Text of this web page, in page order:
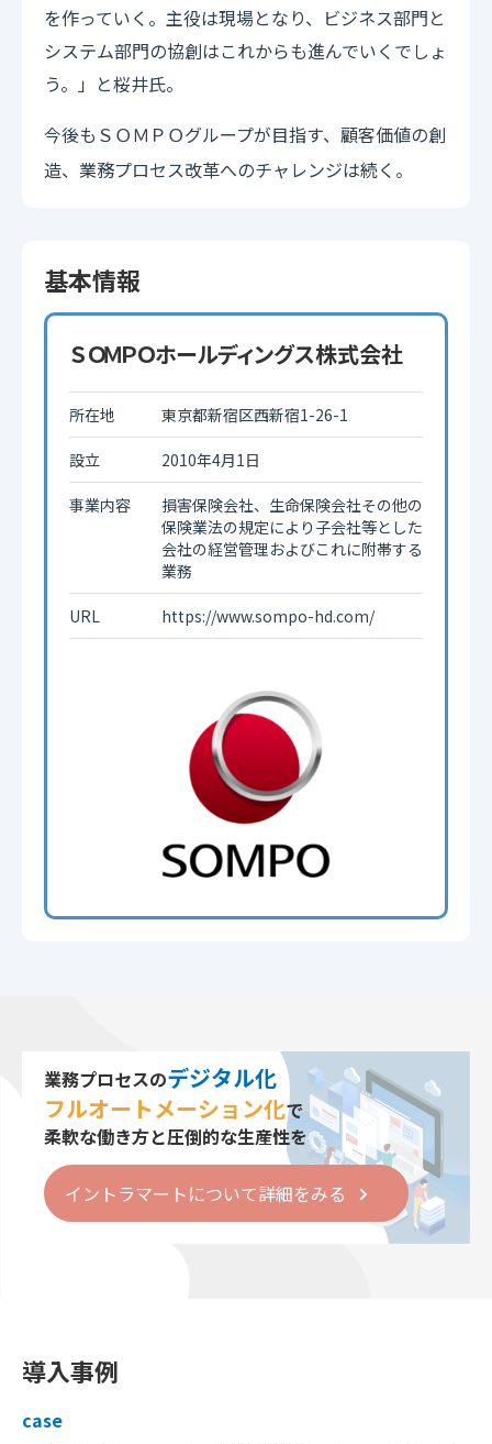
を作っていく。主役は現場となり、ビジネス部門と
システム部門の協創はこれからも進んでいくでしょ
う。」と桜井氏。
今後も ＳＯＭＰＯグループが目指す、顧客価値の創
造、業務プロセス改革へのチャレンジは続く。
基本情報
ＳＯＭＰＯホールディングス株式会社
所在地 東京都新宿区西新宿1-26-1
設立 2010年4月1日
事業内容
損害保険会社、生命保険会社その他の
保険業法の規定により子会社等とした
会社の経営管理およびこれに附帯する
業務
URL https://www.sompo-hd.com/
業務プロセスのデジタル化
フルオートメーション化で
柔軟な働き方と圧倒的な生産性を
イントラマートについて詳細をみる
導入事例
case